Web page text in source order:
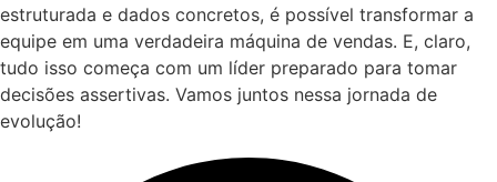
estruturada e dados concretos, é possível transformar a
equipe em uma verdadeira máquina de vendas. E, claro,
tudo isso começa com um líder preparado para tomar
decisões assertivas. Vamos juntos nessa jornada de
evolução!